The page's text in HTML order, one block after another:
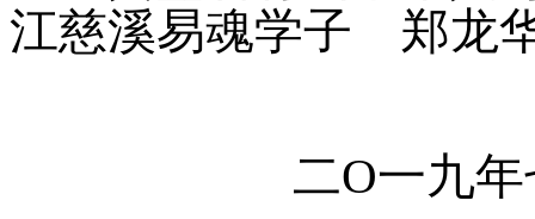
江慈溪易魂学子 郑龙
二O一九